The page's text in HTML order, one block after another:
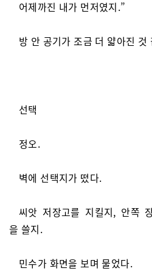
어제까진 내가 먼저였지.”
방 안 공기가 조금 더 얇아진 것
선택
정오.
벽에 선택지가 떴다.
씨앗 저장고를 지킬지, 안쪽
을 쓸지.
민수가 화면을 보며 물었다.